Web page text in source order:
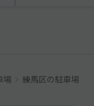
場 練馬区の駐車場